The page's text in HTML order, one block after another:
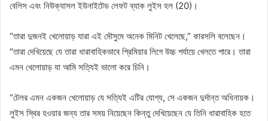
বেলিস এবং নিউক্যাসল ইউনাইটেড লেফট ব্যাক লুইস হল (20)।
“তারা দুজনই খেলোয়াড় যারা এই মৌসুমে অনেক মিনিট খেলেছে,” কারসলি বলেছেন।
“তারা দেখিয়েছে যে তারা ধারাবাহিকভাবে প্রিমিয়ার লিগে উচ্চ পর্যায়ে খেলতে পারে। তারা
এমন খেলোয়াড় যা আমি সত্যিই ভালো করে চিনি।
“টেলর এমন একজন খেলোয়াড় যে সত্যিই এটির যোগ্য, সে একজন দুর্দান্ত অধিনায়ক।
লুইস স্থির হওয়ার জন্য তার সময় নিয়েছেন কিন্তু দেখিয়েছেন যে তিনি ধারাবাহিক হতে